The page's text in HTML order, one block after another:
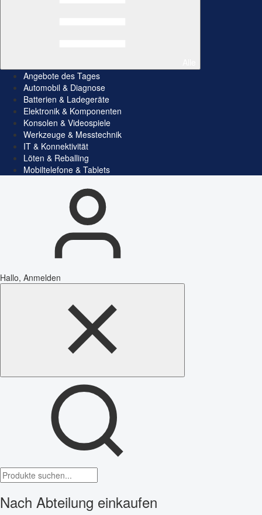
Angebote des Tages
Automobil & Diagnose
Batterien & Ladegeräte
Elektronik & Komponenten
Konsolen & Videospiele
Werkzeuge & Messtechnik
IT & Konnektivität
Löten & Reballing
Mobiltelefone & Tablets
Hallo, Anmelden
Nach Abteilung einkaufen